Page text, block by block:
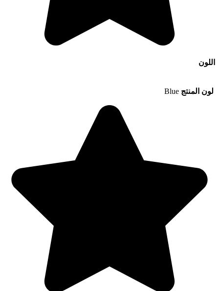
اللون
لون المنتج Blue